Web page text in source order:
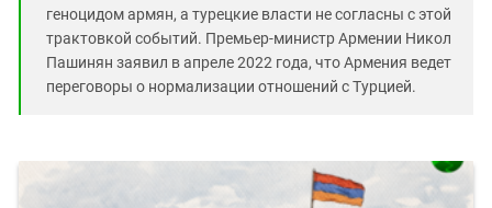
геноцидом армян, а турецкие власти не согласны с этой
трактовкой событий. Премьер-министр Армении Никол
Пашинян заявил в апреле 2022 года, что Армения ведет
переговоры о нормализации отношений с Турцией.